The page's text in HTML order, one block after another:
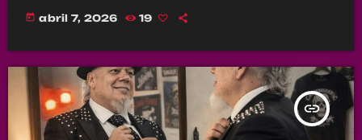
today abril 7, 2026 19
insert_link